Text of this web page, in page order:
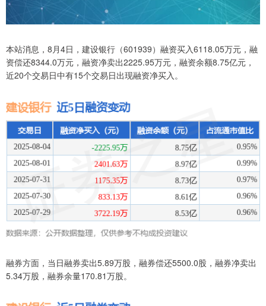
本站消息，8月4日，建设银行（601939）融资买入6118.05万元，融
资偿还8344.0万元，融资净卖出2225.95万元，融资余额8.75亿元，
近20个交易日中有15个交易日出现融资净买入。
融券方面，当日融券卖出5.89万股，融券偿还5500.0股，融券净卖出
5.34万股，融券余量170.81万股。